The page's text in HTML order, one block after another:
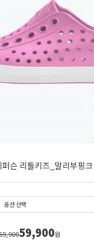
슨 리틀키즈_말리부핑크
59,900원